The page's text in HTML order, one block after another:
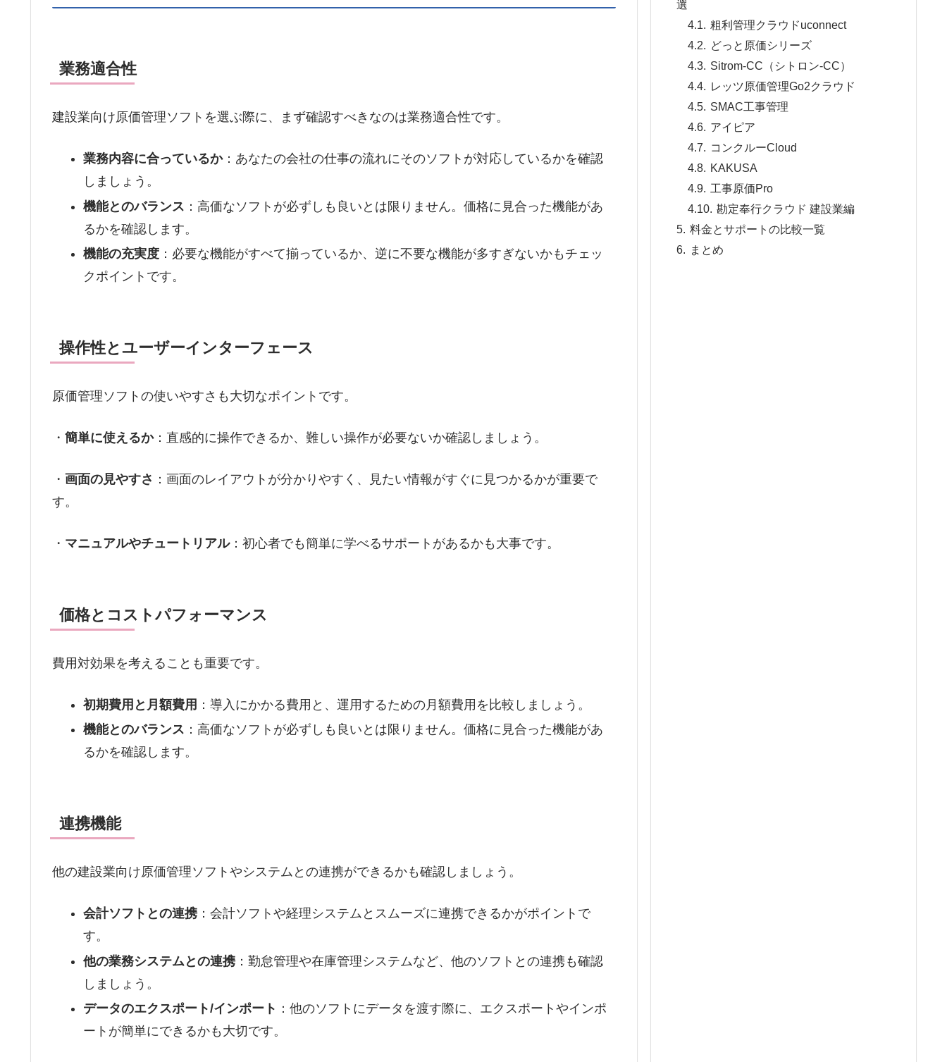
業務適合性
建設業向け原価管理ソフトを選ぶ際に、まず確認すべきなのは業務適合性です。
業務内容に合っているか：あなたの会社の仕事の流れにそのソフトが対応しているかを確認
しましょう。
機能とのバランス ：高価なソフトが必ずしも良いとは限りません。価格に見合った機能があ
るかを確認します。
機能の充実度：必要な機能がすべて揃っているか、逆に不要な機能が多すぎないかもチェッ
クポイントです。
操作性とユーザーインターフェース
原価管理ソフトの使いやすさも大切なポイントです。
・ 簡単に使えるか：直感的に操作できるか、難しい操作が必要ないか確認しましょう。
・ 画面の見やすさ ：画面のレイアウトが分かりやすく、見たい情報がすぐに見つかるかが重要で
す。
・ マニュアルやチュートリアル：初心者でも簡単に学べるサポートがあるかも大事です。
価格とコストパフォーマンス
費用対効果を考えることも重要です。
初期費用と月額費用 ：導入にかかる費用と、運用するための月額費用を比較しましょう。
機能とのバランス ：高価なソフトが必ずしも良いとは限りません。価格に見合った機能があ
るかを確認します。
連携機能
他の建設業向け原価管理ソフトやシステムとの連携ができるかも確認しましょう。
会計ソフトとの連携：会計ソフトや経理システムとスムーズに連携できるかがポイントで
す。
他の業務システムとの連携：勤怠管理や在庫管理システムなど、他のソフトとの連携も確認
しましょう。
データのエクスポート/インポート ：他のソフトにデータを渡す際に、エクスポートやインポ
ートが簡単にできるかも大切です。
選
粗利管理クラウドuconnect
どっと原価シリーズ
Sitrom-CC（シトロン-CC）
レッツ原価管理Go2クラウド
SMAC工事管理
アイピア
コンクルーCloud
KAKUSA
工事原価Pro
勘定奉行クラウド 建設業編
料金とサポートの比較一覧
まとめ